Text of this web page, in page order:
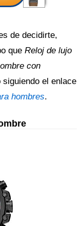
de decidirte,
que Reloj de lujo
con
siguiendo el enlace
hombres.